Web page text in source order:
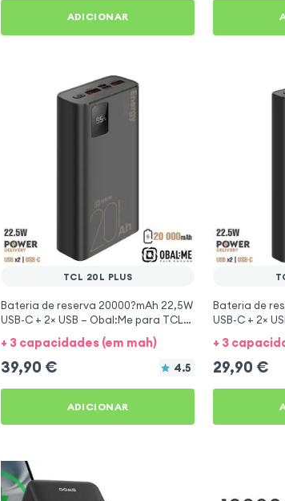
ADICIONAR
TCL 20L PLUS
Bateria de reserva 20000?mAh 22,5W
USB-C + 2× USB – Obal:Me para TCL
+ 3 capacidades (em mah)
39,90 € 4.5
ADICIONAR
Bateria de
USB-C + 2×
+ 3
29,90 €